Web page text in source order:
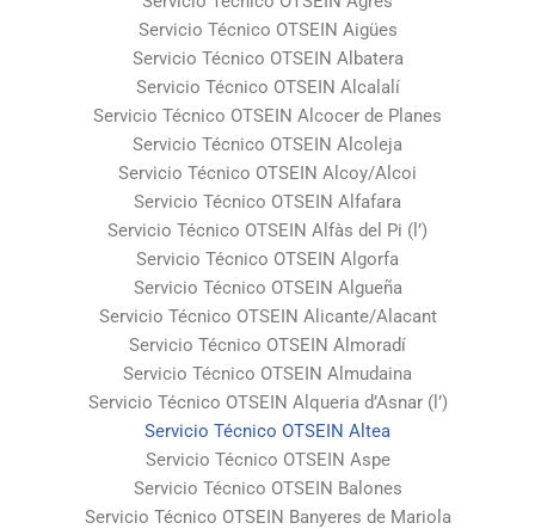
Servicio Técnico OTSEIN Aigües
Servicio Técnico OTSEIN Albatera
Servicio Técnico OTSEIN Alcalalí
Servicio Técnico OTSEIN Alcocer de Planes
Servicio Técnico OTSEIN Alcoleja
Servicio Técnico OTSEIN Alcoy/Alcoi
Servicio Técnico OTSEIN Alfafara
Servicio Técnico OTSEIN Alfàs del Pi (l’)
Servicio Técnico OTSEIN Algorfa
Servicio Técnico OTSEIN Algueña
Servicio Técnico OTSEIN Alicante/Alacant
Servicio Técnico OTSEIN Almoradí
Servicio Técnico OTSEIN Almudaina
Servicio Técnico OTSEIN Alqueria d’Asnar (l’)
Servicio Técnico OTSEIN Altea
Servicio Técnico OTSEIN Aspe
Servicio Técnico OTSEIN Balones
Servicio Técnico OTSEIN Banyeres de Mariola